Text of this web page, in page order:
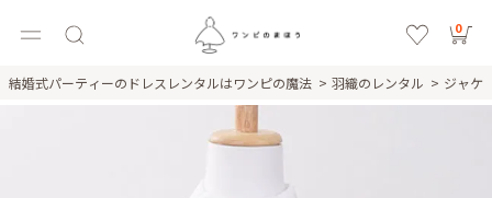
0
結婚式パーティーのドレスレンタルはワンピの魔法 羽織のレンタル ジャケ